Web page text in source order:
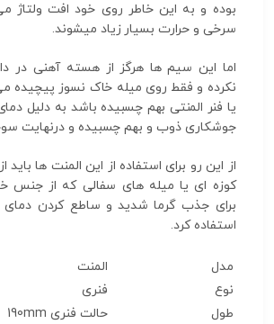
بوده و به این خاطر روی خود افت ولتاژ
سرخی و حرارت بسیار زیاد میشوند.
اما این سیم ها هرگز از هسته آهنی در
نکرده و فقط روی میله خاک نسوز پیچیده
یا فنر المنتی بهم چسبیده باشد به دلیل
جوشکاری ذوب و بهم چسبیده و درنهایت
از این رو برای استفاده از این المنت ها
کوزه ای یا میله های سفالی که از جنس
برای جذب گرما شدید و ساطع کردن
استفاده کرد.
مدل
المنت
نوع
فنری
طول
حالت فنری 190mm